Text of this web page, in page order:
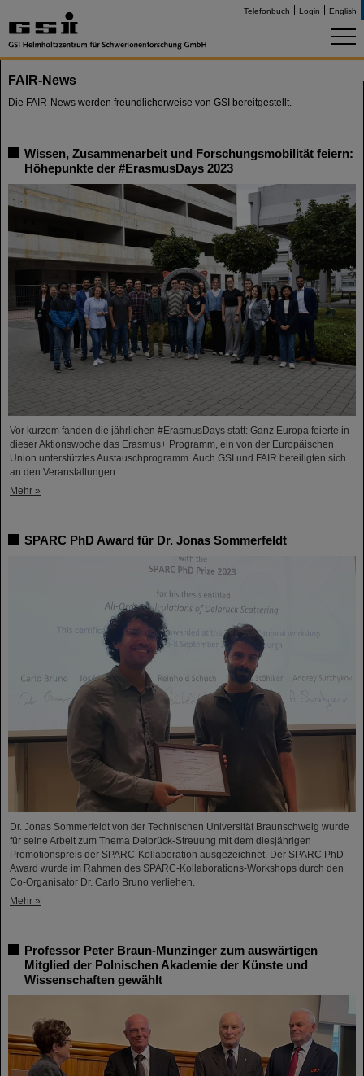
Telefonbuch Login English
FAIR-News
Die FAIR-News werden freundlicherweise von GSI bereitgestellt.
Wissen, Zusammenarbeit und Forschungsmobilität feiern:
Höhepunkte der #ErasmusDays 2023
Vor kurzem fanden die jährlichen #ErasmusDays statt: Ganz Europa feierte in
dieser Aktionswoche das Erasmus+ Programm, ein von der Europäischen
Union unterstütztes Austauschprogramm. Auch GSI und FAIR beteiligten sich
an den Veranstaltungen.
Mehr »
SPARC PhD Award für Dr. Jonas Sommerfeldt
Dr. Jonas Sommerfeldt von der Technischen Universität Braunschweig wurde
für seine Arbeit zum Thema Delbrück-Streuung mit dem diesjährigen
Promotionspreis der SPARC-Kollaboration ausgezeichnet. Der SPARC PhD
Award wurde im Rahmen des SPARC-Kollaborations-Workshops durch den
Co-Organisator Dr. Carlo Bruno verliehen.
Mehr »
Professor Peter Braun-Munzinger zum auswärtigen
Mitglied der Polnischen Akademie der Künste und
Wissenschaften gewählt